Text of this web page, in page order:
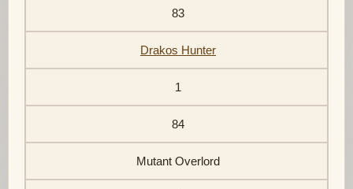
83
Drakos Hunter
1
84
Mutant Overlord